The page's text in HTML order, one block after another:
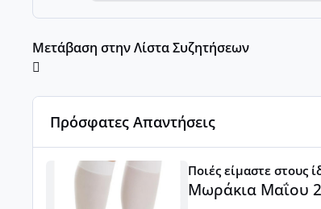
Μετάβαση στην Λίστα Συζητήσεων
Πρόσφατες Απαντήσεις
Μωράκια Μαΐου 2026 🌸🌻🌹
Ποιές είμαστε στους
Μωράκια Μαΐου